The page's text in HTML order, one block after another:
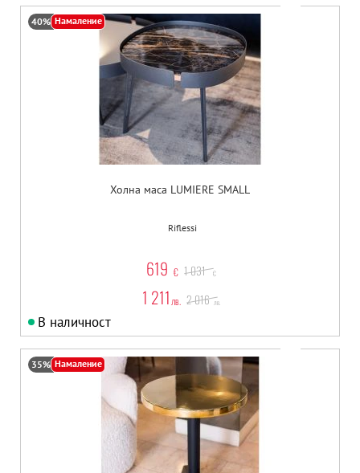
40% Намаление
Холна маса LUMIERE SMALL
Riflessi
619 € 1 031 €
1 211 лв. 2 016 лв.
В наличност
35% Намаление